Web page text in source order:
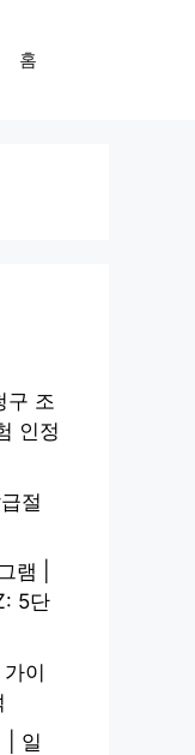
홈
구 조
인정
절
램 |
5단
이
| 일